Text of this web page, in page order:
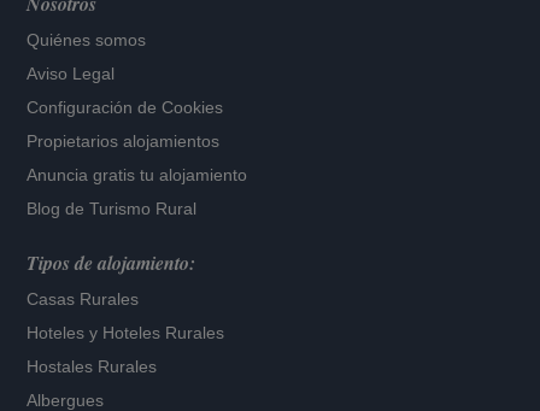
Quiénes somos
Aviso Legal
Configuración de Cookies
Propietarios alojamientos
Anuncia gratis tu alojamiento
Blog de Turismo Rural
Tipos de alojamiento:
Casas Rurales
Hoteles y Hoteles Rurales
Hostales Rurales
Albergues